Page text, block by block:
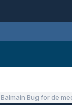
Balmain Bug for de